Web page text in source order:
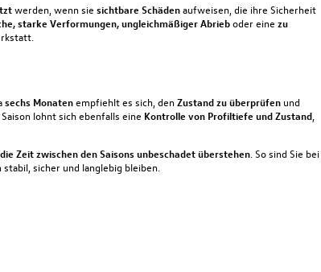
werden, wenn sie sichtbare Schäden aufweisen, die ihre Sicherheit
starke Verformungen, ungleichmäßiger Abrieb oder eine zu
.
sechs Monatenempfiehlt es sich, denZustand zu überprüfenund
lohnt sich ebenfalls eine Kontrolle von Profiltiefe und Zustand,
Zeit zwischen den Saisons unbeschadet überstehen. So sind Sie bei
sicher und langlebig bleiben.